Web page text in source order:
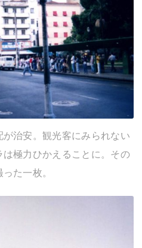
治安。観光客にみられない
極力ひかえることに。その
た一枚。